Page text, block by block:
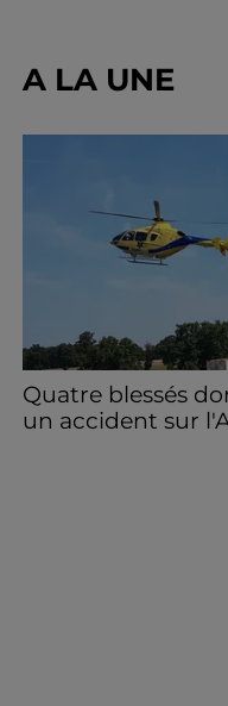
A LA UNE
Quatre blessés
un accident sur